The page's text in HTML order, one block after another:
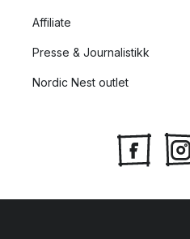
Affiliate
Presse & Journalistikk
Nordic Nest outlet